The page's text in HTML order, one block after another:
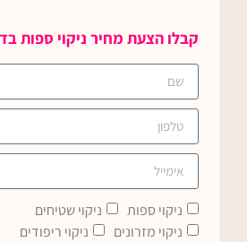
קבלו הצעת מחיר ניקוי ספות
ניקוי ספות
ניקוי שטיחים
ניקוי מזרונים
ניקוי ריפודים